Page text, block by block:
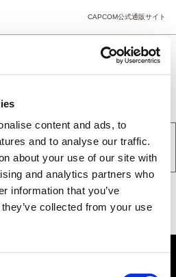
content and ads, to
and to analyse our traffic.
about your use of our site with
and analytics partners who
information that you’ve
collected from your use
CAPCOM公式通販サイト
おりません。
買い物を続ける」 をクリックしてく